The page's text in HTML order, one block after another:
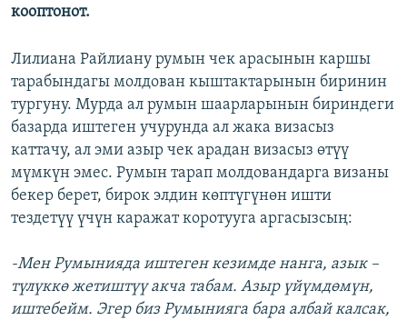
кооптонот.
Лилиана Райлиану румын чек арасынын каршы
тарабындагы молдован кыштактарынын биринин
тургуну. Мурда ал румын шаарларынын бириндеги
базарда иштеген учурунда ал жака визасыз
каттачу, ал эми азыр чек арадан визасыз өтүү
мүмкүн эмес. Румын тарап молдовандарга визаны
бекер берет, бирок элдин көптүгүнөн ишти
тездетүү үчүн каражат коротууга аргасызсың:
-Мен Румынияда иштеген кезимде нанга, азык –
түлүккө жетиштүү акча табам. Азыр үйүмдөмүн,
иштебейм. Эгер биз Румынияга бара албай калсак,